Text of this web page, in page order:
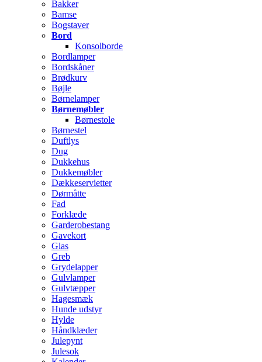
Bakker
Bamse
Bogstaver
Bord
Konsolborde
Bordlamper
Bordskåner
Brødkurv
Bøjle
Børnelamper
Børnemøbler
Børnestole
Børnestel
Duftlys
Dug
Dukkehus
Dukkemøbler
Dækkeservietter
Dørmåtte
Fad
Forklæde
Garderobestang
Gavekort
Glas
Greb
Grydelapper
Gulvlamper
Gulvtæpper
Hagesmæk
Hunde udstyr
Hylde
Håndklæder
Julepynt
Julesok